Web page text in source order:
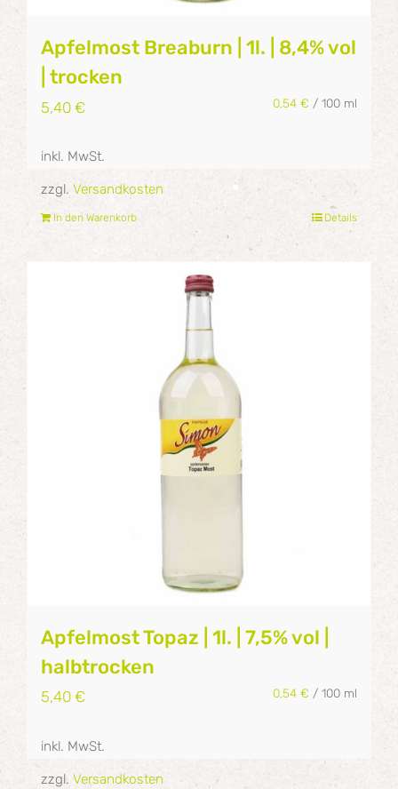
Apfelmost Breaburn | 1l. | 8,4% vol
| trocken
5,40 € 0,54 € / 100 ml
inkl. MwSt.
zzgl. Versandkosten
In den Warenkorb Details
Apfelmost Topaz | 1l. | 7,5% vol |
halbtrocken
5,40 € 0,54 € / 100 ml
inkl. MwSt.
zzgl. Versandkosten